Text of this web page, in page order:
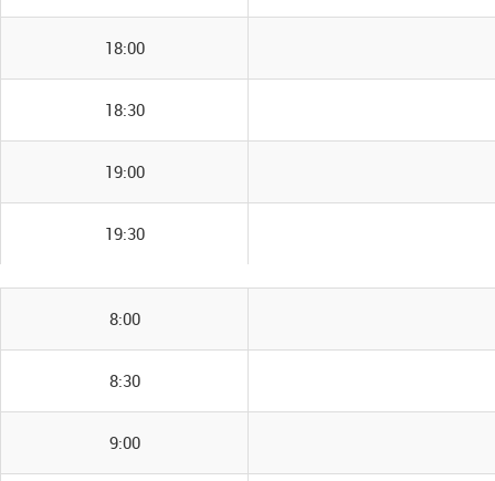
18:00
18:30
19:00
19:30
8:00
8:30
9:00